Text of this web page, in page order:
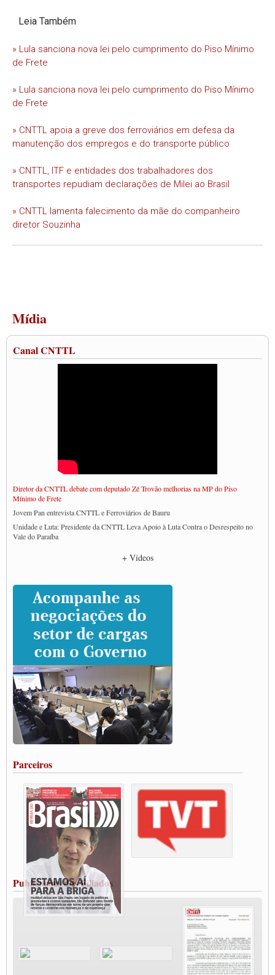
Leia Também
» Lula sanciona nova lei pelo cumprimento do Piso Mínimo
de Frete
» Lula sanciona nova lei pelo cumprimento do Piso Mínimo
de Frete
» CNTTL apoia a greve dos ferroviários em defesa da
manutenção dos empregos e do transporte público
» CNTTL, ITF e entidades dos trabalhadores dos
transportes repudiam declarações de Milei ao Brasil
» CNTTL lamenta falecimento da mãe do companheiro
diretor Souzinha
Mídia
Canal CNTTL
Diretor da CNTTL debate com deputado Zé Trovão melhorias na MP do Piso
Mínimo de Frete
Jovem Pan entrevista CNTTL e Ferroviários de Bauru
Unidade e Luta: Presidente da CNTTL Leva Apoio à Luta Contra o Desrespeito no
Vale do Paraíba
Caminhoneiros prometem paralisação e cobram diálogo com Lula
CNTTL e lideranças de caminhoneiros participam de debate sobre saúde nas
rodovias
Paulinho e Litti debatem política global para transporte rodoviário de cargas na
SUTCRA no Uruguai
Grande Conquista da Categoria transporte de Cargas e Caminhoneiros Autonomos
ENCONTRO INTERNACIONAL EM APOIO A CLASSE TRABALHADORA
DO BRASIL E A ELEIÇÃO 2022
Carta às Brasileiras e aos Brasileiros em Defesa do Estado Democrático de Direito
Paulinho, presidente da CNTTL, faz balanço do 3º Congresso da CNTTL
Caminhoneiros aprovam greve a partir do 1º de novembro
Rodoviários de Feira Santana fazem Assembleia para avaliar proposta de reajuste
salarial
Vacina Já: Lockdown de 24 horas dos trabalhadores em transportes está mantido,
Condutores de Guarulhos farão greve sanitária nesta terça-feira (20)
Paralisação dos Caminhoneiros na #BR285, entrocamento que liga o Mercosul ao
Rio Grande
Caminhoneiros bloqueiam duas faixas na Castello Branco e fazem protesto
Modal-Live #13 Aumento da Violência Contra Mulher e o Adoecimento da Classe
Trabalhadora em Tempos de Pandemia
MODAL-LIVE#12 POLÍTICAS PÚBLICAS DE TRANSPORTE PARA A
CLASSE TRABALHADORA E ELEIÇÕES NA PANDEMIA
MODAL-LIVE#11 POLÍTICAS PÚBLICAS DE TRANSPORTE
JUVENTUDE DO TRANSPORTE: POR QUE DEVEMOS NOS ORGANIZAR?
Fabio Primo testa positivo para Coronavírus, mas está bem de saúde
Modal-Live#9 Quais são os direitos dos trabalhador@s que contraem a Covid-19 na
Participe da Campanha Fora Bolsonaro
+ Vídeos
Parceiros
Publicações dos Filiados